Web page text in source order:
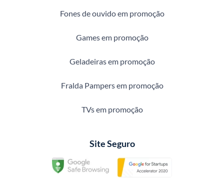
Fones de ouvido em promoção
Games em promoção
Geladeiras em promoção
Fralda Pampers em promoção
TVs em promoção
Site Seguro